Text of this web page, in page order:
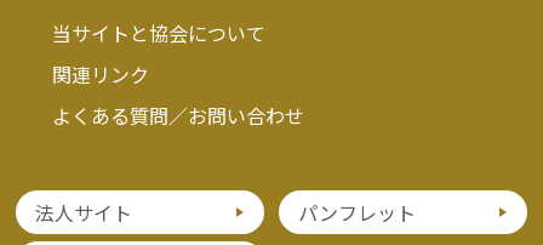
当サイトと協会について
関連リンク
よくある質問／お問い合わせ
法人サイト パンフレット